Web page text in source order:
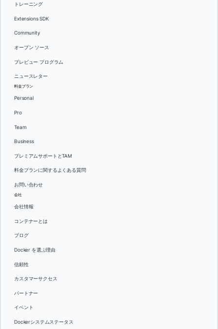
トレーニング
Extensions SDK
Community
オープン ソース
プレビュー プログラム
ニュースレター
料金プラン
Personal
Pro
Team
Business
プレミアムサポートとTAM
料金プランに関するよくある質問
お問い合わせ
会社
会社情報
コンテナーとは
ブログ
Docker を選ぶ理由
信頼性
カスタマーサクセス
パートナー
イベント
Dockerシステムステータス